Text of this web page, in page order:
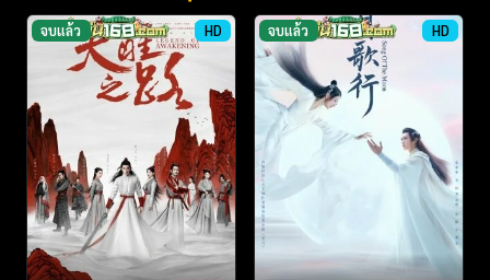
จบแล้ว HD จบแล้ว HD